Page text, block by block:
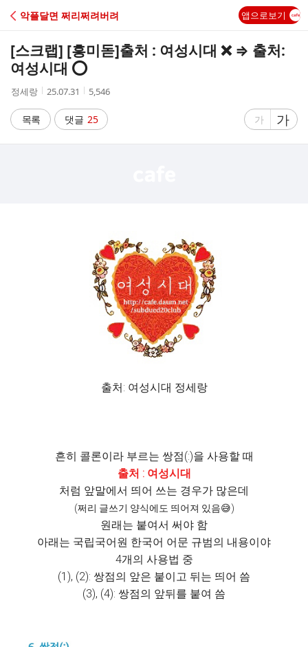
C
A
악플달면 쩌리쩌려버려 앱으로보기
[스크랩] [흥미돋]출처 : 여성시대 ❌ ⇒ 출처:
여성시대 ⭕️
작
자
정세랑
작
시
간
25.07.31
조
수
5,546
목록 댓글 25
글
가
글
자
가
출처: 여성시대 정세랑
흔히 콜론이라 부르는 쌍점(:)을 사용할 때
출처 : 여성시대
처럼 앞말에서 띄어 쓰는 경우가 많은데
(쩌리 글쓰기 양식에도 띄어져 있음😅)
원래는 붙여서 써야 함
아래는 국립국어원 한국어 어문 규범의 내용이야
4개의 사용법 중
(1), (2): 쌍점의 앞은 붙이고 뒤는 띄어 씀
(3), (4): 쌍점의 앞뒤를 붙여 씀